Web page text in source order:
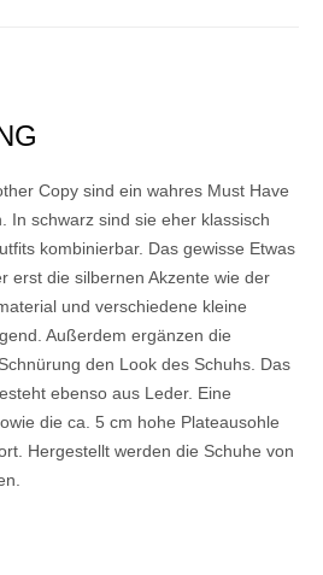
Copy sind ein wahres Must Have
In schwarz sind sie eher klassisch
kombinierbar. Das gewisse Etwas
erst die silbernen Akzente wie der
und verschiedene kleine
Außerdem ergänzen die
den Look des Schuhs. Das
ebenso aus Leder. Eine
die ca. 5 cm hohe Plateausohle
Hergestellt werden die Schuhe von